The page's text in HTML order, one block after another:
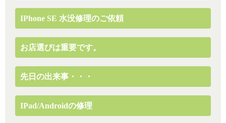
IPhone SE 水没修理のご依頼
お店選びは重要です。
先日の出来事・・・
IPad/Androidの修理